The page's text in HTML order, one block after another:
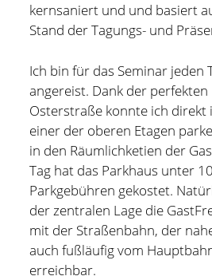
kernsaniert und und basiert
Stand der Tagungs- und
Ich bin für das Seminar jeden
angereist. Dank der perfekten
Osterstraße konnte ich direkt
einer der oberen Etagen
in den Räumlichketien der
Tag hat das Parkhaus unter
Parkgebühren gekostet.
der zentralen Lage die
mit der Straßenbahn, der
auch fußläufig vom
erreichbar.